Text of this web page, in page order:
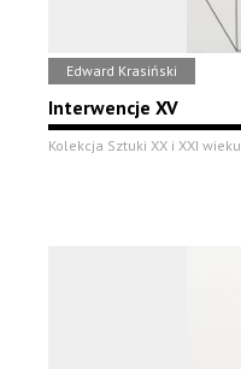
Edward Krasiński
Interwencje XV
Kolekcja Sztuki XX i XXI wieku